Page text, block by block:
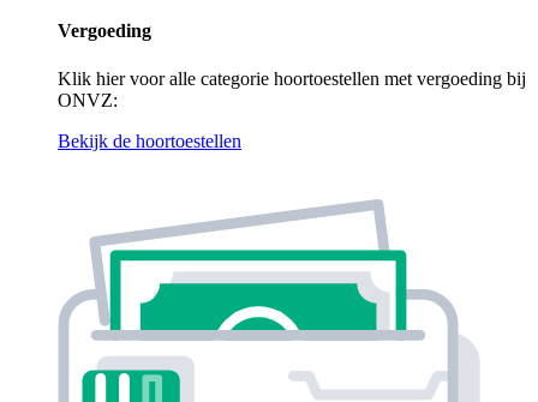
Vergoeding
Klik hier voor alle categorie hoortoestellen met vergoeding bij
ONVZ:
Bekijk de hoortoestellen